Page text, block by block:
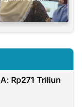
Rp271 Triliun